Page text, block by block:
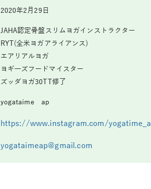
2020年2月29日
JAHA認定骨盤スリムヨガインストラクター
RYT(全米ヨガアライアンス)
エアリアルヨガ
ヨギ―ズフードマイスター
ズッダヨガ30TT修了
yogataime ap
https://www.instagram.com/
yogataimeap@gmail.com